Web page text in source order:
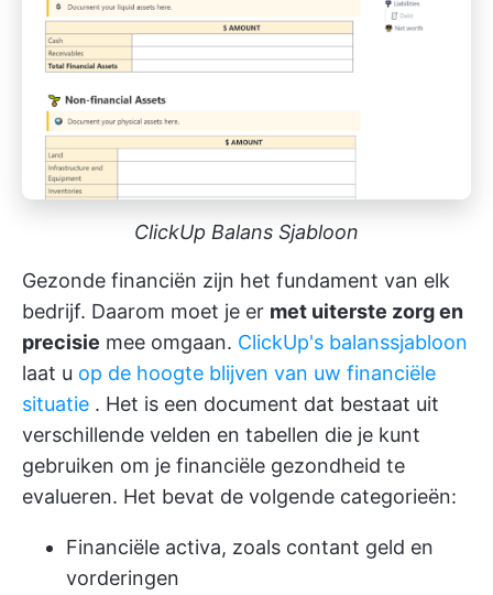
ClickUp Balans Sjabloon
Gezonde financiën zijn het fundament van elk
bedrijf. Daarom moet je er met uiterste zorg en
precisie mee omgaan. ClickUp's balanssjabloon
laat u op de hoogte blijven van uw financiële
situatie . Het is een document dat bestaat uit
verschillende velden en tabellen die je kunt
gebruiken om je financiële gezondheid te
evalueren. Het bevat de volgende categorieën:
Financiële activa, zoals contant geld en
vorderingen